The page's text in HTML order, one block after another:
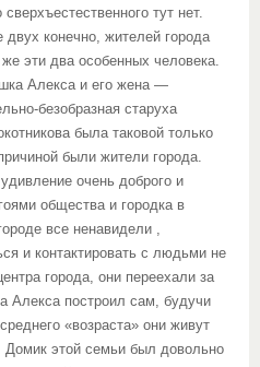
тут нет.
конечно, жителей города
эти два особенных человека.
Алекса и его жена —
безобразная старуха
была таковой только
были жители города.
очень доброго и
общества и городка в
все ненавидели ,
и контактировать с людьми не
города, они переехали за
Алекса построил сам, будучи
«возраста» они живут
Домик этой семьи был довольно